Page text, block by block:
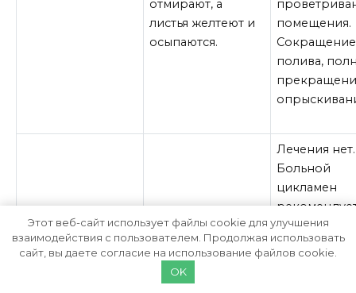
отмирают, а
листья желтеют и
осыпаются.
помещения.
Сокращение
полива,
Цветки и листья
резко желтеют и
Лечения нет.
Больной
цикламен
уничтожить.
целях
Этот веб-сайт использует файлы cookie для улучшения
взаимодействия с пользователем. Продолжая использовать
сайт, вы даете согласие на использование файлов cookie.
OK